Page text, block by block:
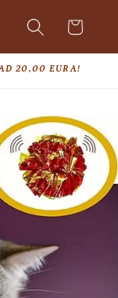
Cart
20,00 EURA!